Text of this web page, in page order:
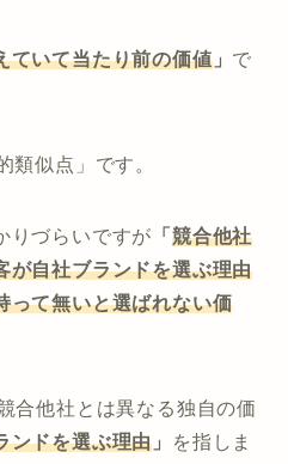
ていて当たり前の価値」 で
類似点」です。
りづらいですが 「競合他社
が自社ブランドを選ぶ理由
って無いと選ばれない価
合他社とは異なる独自の価
ンドを選ぶ理由 」
を指しま